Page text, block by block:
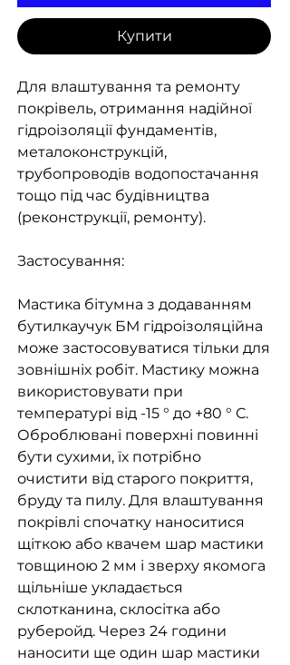
Купити
Для влаштування та ремонту
покрівель, отримання надійної
гідроізоляції фундаментів,
металоконструкцій,
трубопроводів водопостачання
тощо під час будівництва
(реконструкції, ремонту).
Застосування:
Мастика бітумна з додаванням
бутилкаучук БМ гідроізоляційна
може застосовуватися тільки для
зовнішніх робіт. Мастику можна
використовувати при
температурі від -15 ° до +80 ° С.
Оброблювані поверхні повинні
бути сухими, їх потрібно
очистити від старого покриття,
бруду та пилу. Для влаштування
покрівлі спочатку наноситися
щіткою або квачем шар мастики
товщиною 2 мм і зверху якомога
щільніше укладається
склотканина, склосітка або
руберойд. Через 24 години
наносити ще один шар мастики